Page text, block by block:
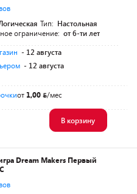
Тип: Настольная
ограничение: от 6-ти лет
- 12 августа
- 12 августа
от 1,00 /мес
В корзину
Dream Makers Первый